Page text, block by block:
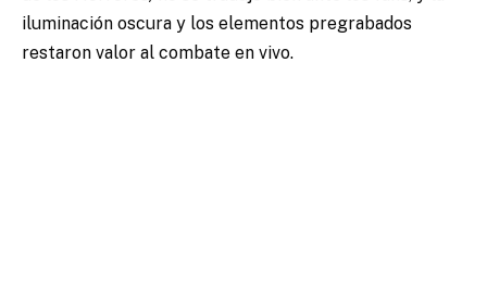
iluminación oscura y los elementos pregrabados
restaron valor al combate en vivo.